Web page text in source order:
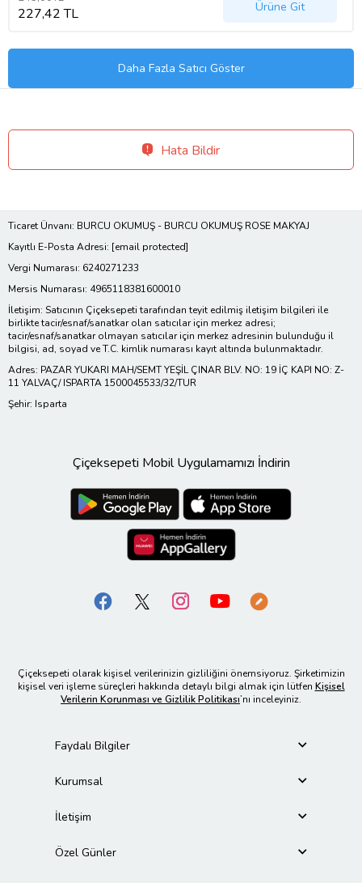
227,42 TL Ürüne Git
Daha Fazla Satıcı Göster
Hata Bildir
Ticaret Ünvanı: BURCU OKUMUŞ - BURCU OKUMUŞ ROSE MAKYAJ
Kayıtlı E-Posta Adresi: [email protected]
Vergi Numarası: 6240271233
Mersis Numarası: 4965118381600010
İletişim: Satıcının Çiçeksepeti tarafından teyit edilmiş iletişim bilgileri ile
birlikte tacir/esnaf/sanatkar olan satıcılar için merkez adresi;
tacir/esnaf/sanatkar olmayan satıcılar için merkez adresinin bulunduğu il
bilgisi, ad, soyad ve T.C. kimlik numarası kayıt altında bulunmaktadır.
Adres: PAZAR YUKARI MAH/SEMT YEŞİL ÇINAR BLV. NO: 19 İÇ KAPI NO: Z-
11 YALVAÇ/ ISPARTA 1500045533/32/TUR
Şehir: Isparta
Çiçeksepeti Mobil Uygulamamızı İndirin
Çiçeksepeti olarak kişisel verilerinizin gizliliğini önemsiyoruz. Şirketimizin
kişisel veri işleme süreçleri hakkında detaylı bilgi almak için lütfen Kişisel
Verilerin Korunması ve Gizlilik Politikası’nı inceleyiniz.
Faydalı Bilgiler
Kurumsal
İletişim
Özel Günler